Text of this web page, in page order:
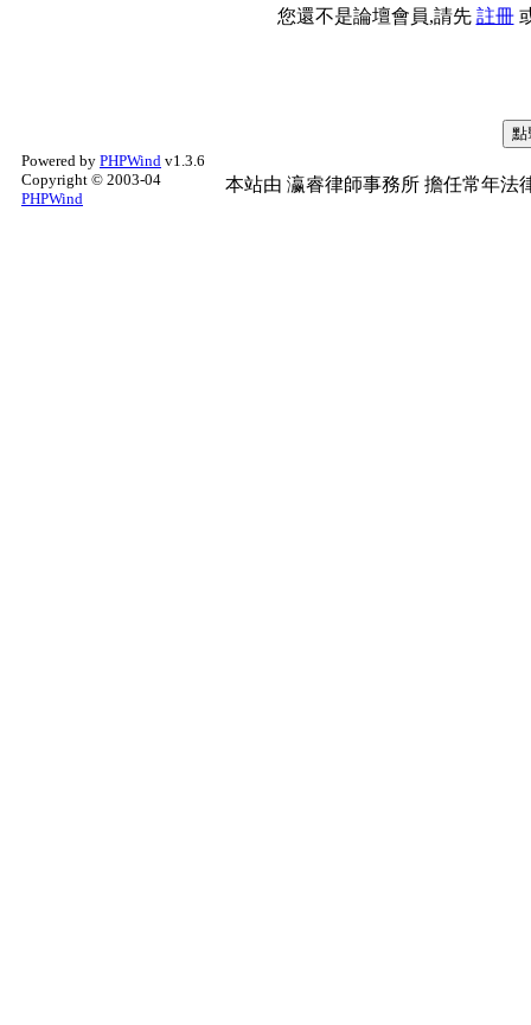
您還不是論壇會員,請先 註冊
Powered by PHPWind v1.3.6
Copyright © 2003-04
PHPWind
本站由 瀛睿律師事務所 擔任常年法